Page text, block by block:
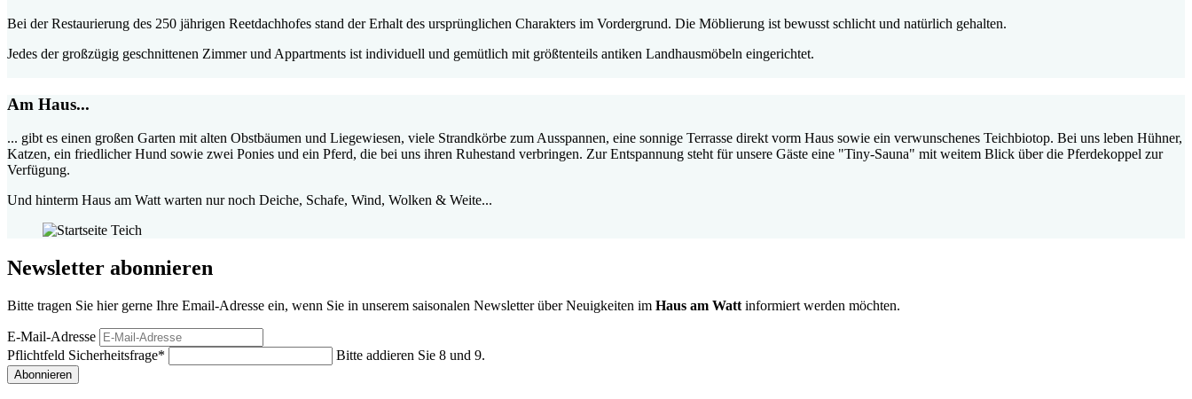
Bei der Restaurierung des 250 jährigen Reetdachhofes stand der Erhalt des ursprünglichen Charakters im Vordergrund. Die Möblierung ist bewusst schlicht und natürlich gehalten.
Jedes der großzügig geschnittenen Zimmer und Appartments ist individuell und gemütlich mit größtenteils antiken Landhausmöbeln eingerichtet.
Am Haus...
... gibt es einen großen Garten mit alten Obstbäumen und Liegewiesen, viele Strandkörbe zum Ausspannen, eine sonnige Terrasse direkt vorm Haus sowie ein verwunschenes Teichbiotop. Bei uns leben Hühner,
Katzen, ein friedlicher Hund sowie zwei Ponies und ein Pferd, die bei uns ihren Ruhestand verbringen. Zur Entspannung steht für unsere Gäste eine "Tiny-Sauna" mit weitem Blick über die Pferdekoppel zur
Verfügung.
Und hinterm Haus am Watt warten nur noch Deiche, Schafe, Wind, Wolken & Weite...
Newsletter abonnieren
Bitte tragen Sie hier gerne Ihre Email-Adresse ein, wenn Sie in unserem saisonalen Newsletter über Neuigkeiten im Haus am Watt informiert werden möchten.
E-Mail-Adresse
Pflichtfeld Sicherheitsfrage* Bitte addieren Sie 8 und 9.
Abonnieren